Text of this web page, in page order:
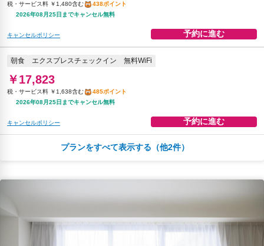
税・サービス料 ￥1,480含む
438ポイント
2026年08月25日までキャンセル無料
キャンセルポリシー 予約に進む
朝食 エクスプレスチェックイン 無料WiFi
￥17,823
税・サービス料 ￥1,638含む
485ポイント
2026年08月25日までキャンセル無料
キャンセルポリシー 予約に進む
エクスプレスチェックイン 無料WiFi
税・サービス料 ￥5,629含む
804ポイント
プランをすべて表示する（他2件）